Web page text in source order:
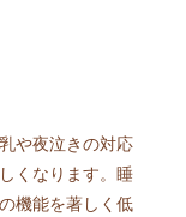
や夜泣きの対応
くなります。睡
機能を著しく低